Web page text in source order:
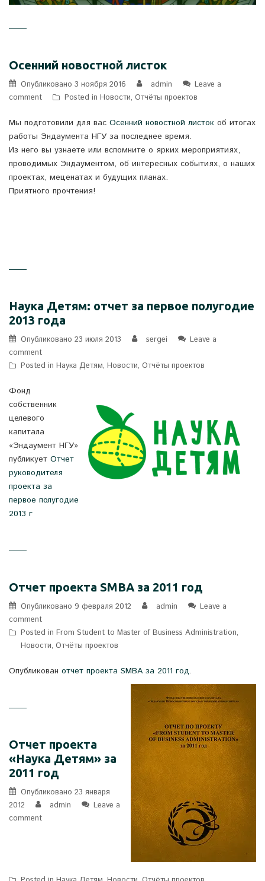
Осенний новостной листок
Опубликовано 3 ноября 2016 admin
Leave a
comment
Posted in Новости, Отчёты проектов
Мы подготовили для вас Осенний новостной листок об итогах
работы Эндаумента НГУ за последнее время.
Из него вы узнаете или вспомните о ярких мероприятиях,
проводимых Эндаументом, об интересных событиях, о наших
проектах, меценатах и будущих планах.
Приятного прочтения!
Наука Детям: отчет за первое полугодие
2013 года
Опубликовано 23 июля 2013 sergei
Leave a
comment
Posted in Наука Детям, Новости, Отчёты проектов
Фонд
собственник
целевого
капитала
«Эндаумент НГУ»
публикует Отчет
руководителя
проекта за
первое полугодие
2013 г
Отчет проекта SMBA за 2011 год
Опубликовано 9 февраля 2012 admin
Leave a
comment
Posted in From Student to Master of Business Administration,
Новости, Отчёты проектов
Опубликован отчет проекта SMBA за 2011 год.
Отчет проекта
«Наука Детям» за
2011 год
Опубликовано 23 января
2012
admin
Leave a
comment